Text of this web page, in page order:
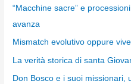
“Macchine sacre” e
avanza
Mismatch evolutivo oppure
La verità storica di santa
Don Bosco e i suoi missionari,